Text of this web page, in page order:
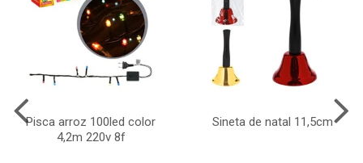
Pisca arroz 100led color
4,2m 220v 8f
Sineta de natal 11,5cm